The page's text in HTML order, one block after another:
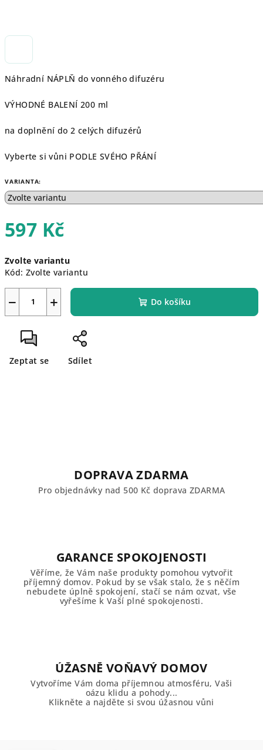
Náhradní NÁPLŇ do vonného difuzéru
VÝHODNÉ BALENÍ 200 ml
na doplnění do 2 celých difuzérů
Vyberte si vůni PODLE SVÉHO PŘÁNÍ
VARIANTA:
597 Kč
cena:
Zvolte variantu
Kód: Zvolte variantu
+
− Do košíku
Zeptat se Sdílet
DOPRAVA ZDARMA
Pro objednávky nad 500 Kč doprava ZDARMA
GARANCE SPOKOJENOSTI
Věříme, že Vám naše produkty pomohou vytvořit
příjemný domov. Pokud by se však stalo, že s něčím
nebudete úplně spokojení, stačí se nám ozvat, vše
vyřešíme k Vaší plné spokojenosti.
ÚŽASNĚ VOŇAVÝ DOMOV
Vytvoříme Vám doma příjemnou atmosféru, Vaši
oázu klidu a pohody...
Klikněte a najděte si svou úžasnou vůni